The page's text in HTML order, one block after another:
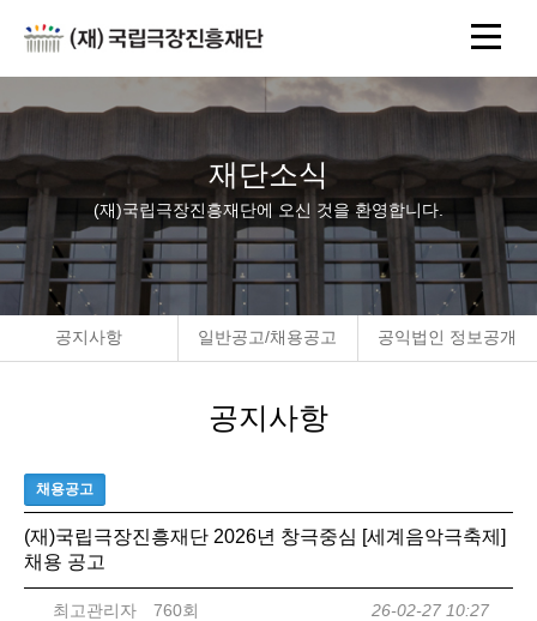
재단소식
(재)국립극장진흥재단에 오신 것을 환영합니다.
공지사항 일반공고/채용공고 공익법인 정보공개
공지사항
채용공고
(재)국립극장진흥재단 2026년 창극중심 [세계음악극축제]
채용 공고
최고관리자 760회 26-02-27 10:27